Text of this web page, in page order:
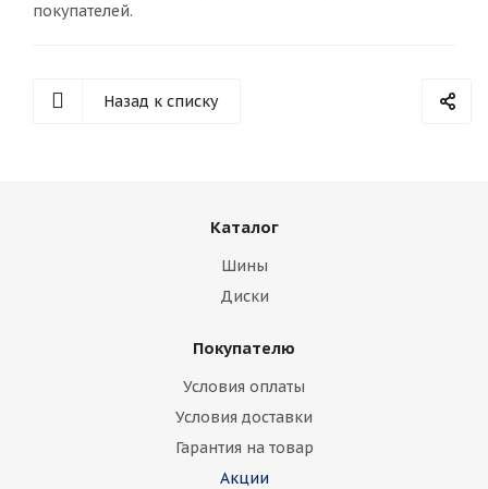
покупателей.
Назад к списку
Каталог
Шины
Диски
Покупателю
Условия оплаты
Условия доставки
Гарантия на товар
Акции